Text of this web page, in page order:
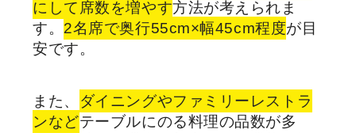
にして席数を増やす方法が考えられま
す。 2名席で奥行55cm×幅45cm程度が目
安です。
また、
ダイニングやファミリーレストラ
ンなどテーブルにのる料理の品数が多